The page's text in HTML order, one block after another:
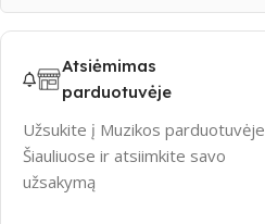
Atsiėmimas
parduotuvėje
Užsukite į Muzikos parduotuvėje
Šiauliuose ir atsiimkite savo
užsakymą